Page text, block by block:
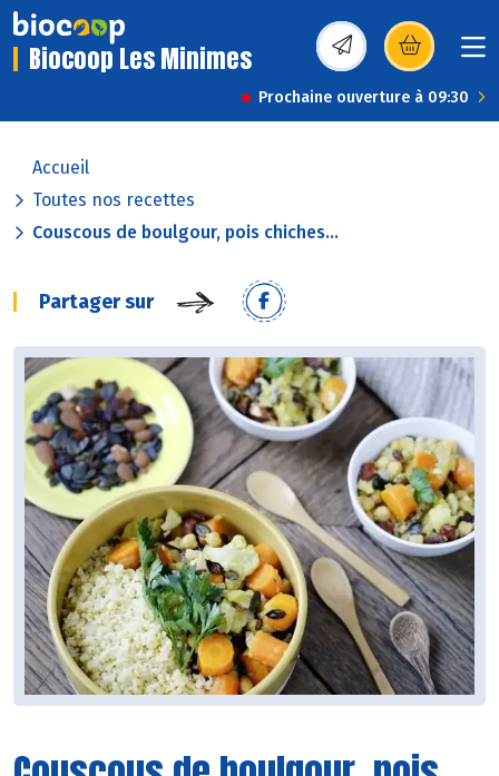
Biocoop Les Minimes (s’ouvre dans une
Prochaine ouverture à 09:30
Accueil
Toutes nos recettes
Couscous de boulgour, pois chiches...
Partager sur